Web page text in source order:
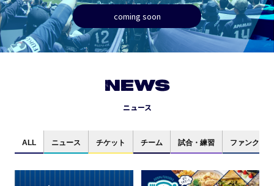
coming soon
NEWS
ニュース
ALL ニュース チケット チーム 試合・練習 ファンクラブ